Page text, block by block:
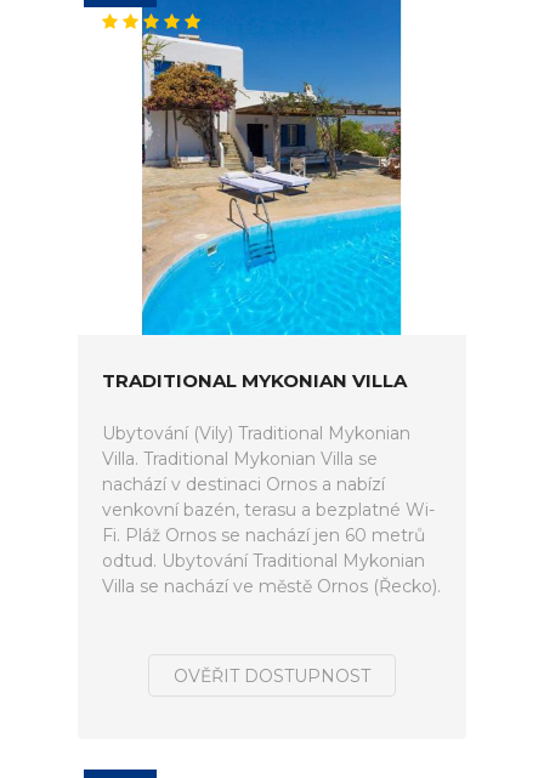
TRADITIONAL MYKONIAN VILLA
Ubytování (Vily) Traditional Mykonian
Villa. Traditional Mykonian Villa se
nachází v destinaci Ornos a nabízí
venkovní bazén, terasu a bezplatné Wi-
Fi. Pláž Ornos se nachází jen 60 metrů
odtud. Ubytování Traditional Mykonian
Villa se nachází ve městě Ornos (Řecko).
OVĚŘIT DOSTUPNOST